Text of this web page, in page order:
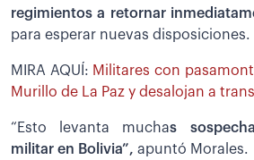
regimientos a retornar
para esperar nuevas disposiciones.
MIRA AQUÍ: Militares con
Murillo de La Paz y desalojan a
“Esto levanta muchas
militar en Bolivia”, apuntó Morales.